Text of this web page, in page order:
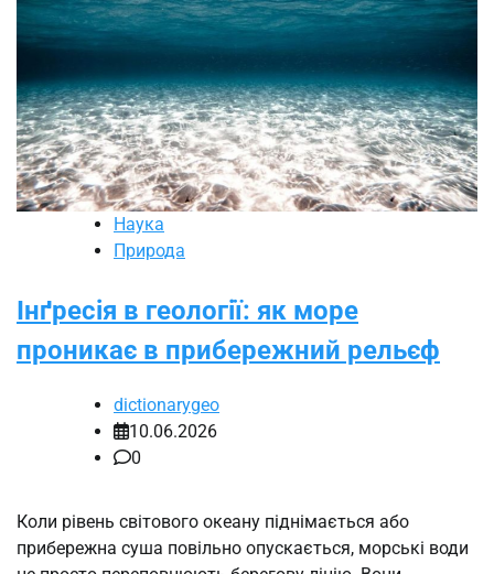
Наука
Природа
Інґресія в геології: як море
проникає в прибережний рельєф
dictionarygeo
10.06.2026
0
Коли рівень світового океану піднімається або
прибережна суша повільно опускається, морські води